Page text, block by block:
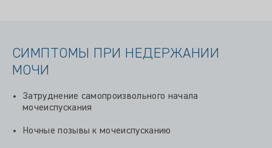
СИМПТОМЫ ПРИ НЕДЕРЖАНИИ
МОЧИ
Затруднение самопроизвольного начала
мочеиспускания
Ночные позывы к мочеиспусканию